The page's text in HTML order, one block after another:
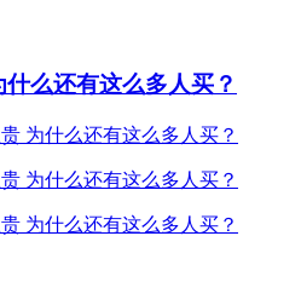
么还有这么多人买？